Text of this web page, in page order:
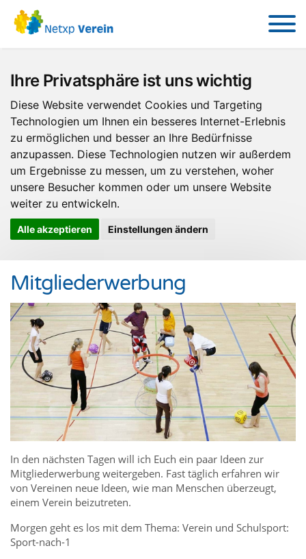
Ihre Privatsphäre ist uns wichtig
Diese Website verwendet Cookies und Targeting
Technologien um Ihnen ein besseres Internet-Erlebnis
zu ermöglichen und besser an Ihre Bedürfnisse
anzupassen. Diese Technologien nutzen wir außerdem
um Ergebnisse zu messen, um zu verstehen, woher
unsere Besucher kommen oder um unsere Website
weiter zu entwickeln.
Alle akzeptieren Einstellungen ändern
Mitgliederwerbung
In den nächsten Tagen will ich Euch ein paar Ideen zur
Mitgliederwerbung weitergeben. Fast täglich erfahren wir
von Vereinen neue Ideen, wie man Menschen überzeugt,
einem Verein beizutreten.
Morgen geht es los mit dem Thema: Verein und Schulsport:
Sport-nach-1